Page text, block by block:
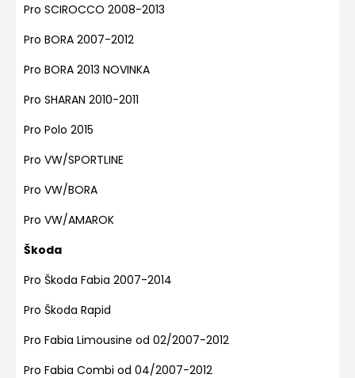
Pro SCIROCCO 2008-2013
Pro BORA 2007-2012
Pro BORA 2013 NOVINKA
Pro SHARAN 2010-2011
Pro Polo 2015
Pro VW/SPORTLINE
Pro VW/BORA
Pro VW/AMAROK
Škoda
Pro Škoda Fabia 2007-2014
Pro Škoda Rapid
Pro Fabia Limousine od 02/2007-2012
Pro Fabia Combi od 04/2007-2012